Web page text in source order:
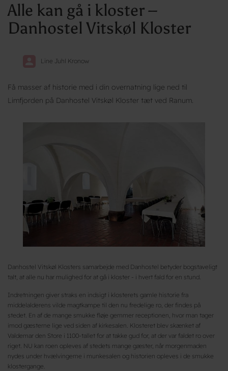
Alle kan gå i kloster –
Danhostel Vitskøl Kloster
Line Juhl Kronow
Få masser af historie med i din overnatning lige ned til
Limfjorden på Danhostel Vitskøl Kloster tæt ved Ranum.
Danhostel Vitskøl Klosters samarbejde med Danhostel betyder bogstaveligt
talt, at alle nu har mulighed for at gå i kloster - i hvert fald for en stund.
Indretningen giver straks en indsigt i klosterets gamle historie fra
middelalderens vilde magtkampe til den nu fredelige ro, der findes på
stedet. En af de mange smukke fløje gemmer receptionen, hvor man tager
imod gæsterne lige ved siden af kirkesalen. Klosteret blev skænket af
Valdemar den Store i 1100-tallet for at takke gud for, at der var faldet ro over
riget. NU kan roen opleves af stedets mange gæster, når morgenmaden
nydes under hvælvingerne i munkesalen og historien opleves i de smukke
klostergange.